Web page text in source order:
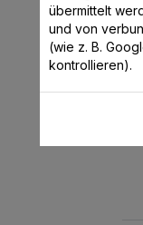
40
übermittelt
und von
(wie z. B.
kontrollieren).